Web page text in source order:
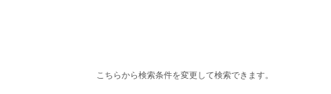
こちらから検索条件を変更して検索できます。